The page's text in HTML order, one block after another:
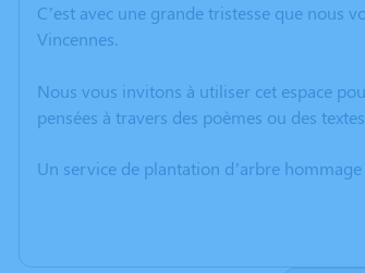
C’est avec une grande tristesse que nous
Vincennes.
Nous vous invitons à utiliser cet espace
pensées à travers des poèmes ou des
Un service de plantation d’arbre hommage